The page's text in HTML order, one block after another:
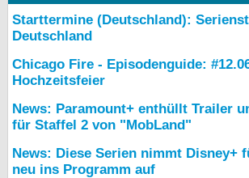
Starttermine (Deutschland):
Deutschland
Chicago Fire - Episodenguide:
Hochzeitsfeier
News: Paramount+ enthüllt Trailer
für Staffel 2 von "MobLand"
News: Diese Serien nimmt Disney+
neu ins Programm auf